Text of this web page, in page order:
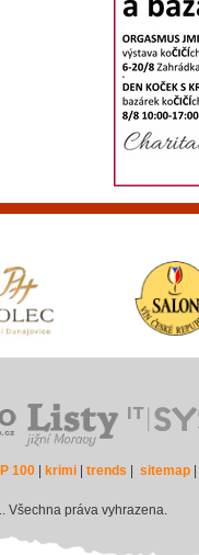
100| krimi| trends sitemap|
Všechna práva vyhrazena.